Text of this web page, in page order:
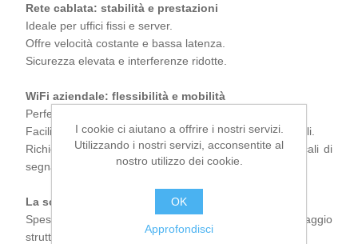
Contatti
Rete cablata: stabilità e prestazioni
Ideale per uffici fissi e server.
Offre velocità costante e bassa latenza.
Sicurezza elevata e interferenze ridotte.
WiFi aziendale: flessibilità e mobilità
Perfetta per ambienti dinamici e open space.
Facilita l’uso di notebook, smartphone e dispositivi mobili.
Richiede una progettazione professionale per evitare cali di
segnale.
La soluzione Quasar
Spesso la risposta migliore è una rete ibrida, con cablaggio
strutturato e access point WiFi professionali.
I cookie ci aiutano a offrire i nostri servizi.
Utilizzando i nostri servizi, acconsentite al
nostro utilizzo dei cookie.
OK
Approfondisci